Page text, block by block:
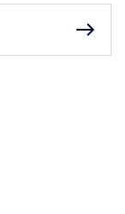
east